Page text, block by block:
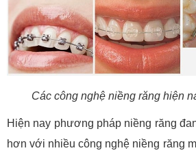
Các công nghệ niềng răng hiện
Hiện nay phương pháp niềng răng
hơn với nhiều công nghệ niềng răng